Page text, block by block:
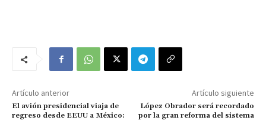
Artículo anterior
El avión presidencial viaja de
regreso desde EEUU a México:
Artículo siguiente
López Obrador será recordado
por la gran reforma del sistema